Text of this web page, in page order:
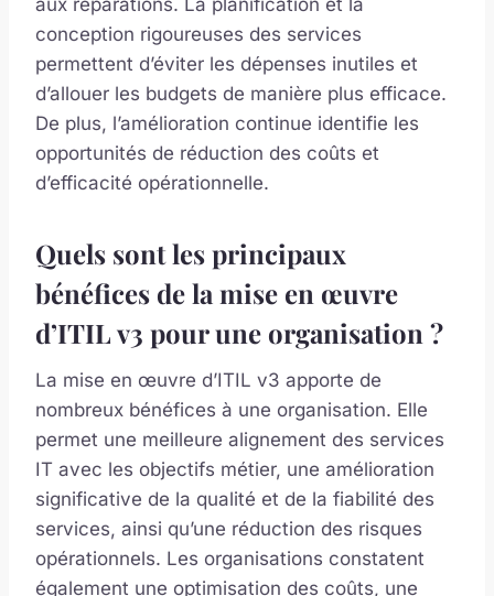
aux réparations. La planification et la
conception rigoureuses des services
permettent d’éviter les dépenses inutiles et
d’allouer les budgets de manière plus efficace.
De plus, l’amélioration continue identifie les
opportunités de réduction des coûts et
d’efficacité opérationnelle.
Quels sont les principaux
bénéfices de la mise en œuvre
d’ITIL v3 pour une organisation ?
La mise en œuvre d’ITIL v3 apporte de
nombreux bénéfices à une organisation. Elle
permet une meilleure alignement des services
IT avec les objectifs métier, une amélioration
significative de la qualité et de la fiabilité des
services, ainsi qu’une réduction des risques
opérationnels. Les organisations constatent
également une optimisation des coûts, une